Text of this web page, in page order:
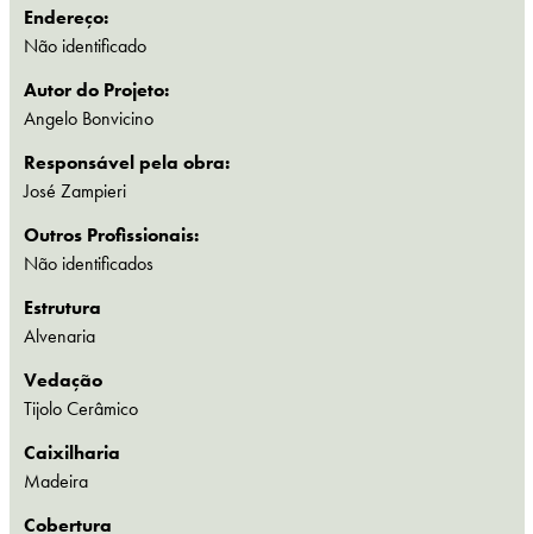
Endereço:
Não identificado
Autor do Projeto:
Angelo Bonvicino
Responsável pela obra:
José Zampieri
Outros Profissionais:
Não identificados
Estrutura
Alvenaria
Vedação
Tijolo Cerâmico
Caixilharia
Madeira
Cobertura